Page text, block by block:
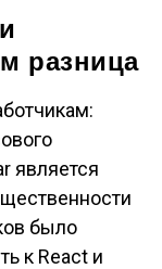
разница
является
было
к React и